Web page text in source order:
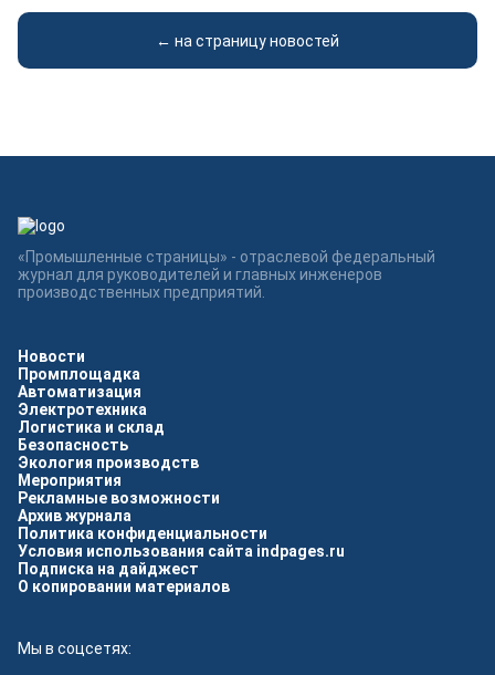
← на страницу новостей
Новости
Промплощадка
Автоматизация
Электротехника
Логистика и склад
Безопасность
Экология производств
Мероприятия
Рекламные возможности
Архив журнала
Политика конфиденциальности
Условия использования сайта indpages.ru
Подписка на дайджест
О копировании материалов
Мы в соцсетях:
«Промышленные страницы» - отраслевой федеральный
журнал для руководителей и главных инженеров
производственных предприятий.